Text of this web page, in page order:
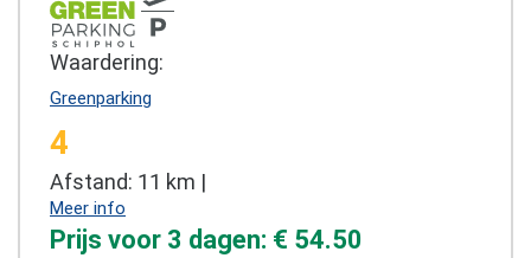
Waardering:
Greenparking
4
Afstand: 11 km |
Meer info
Prijs voor 3 dagen: € 54.50